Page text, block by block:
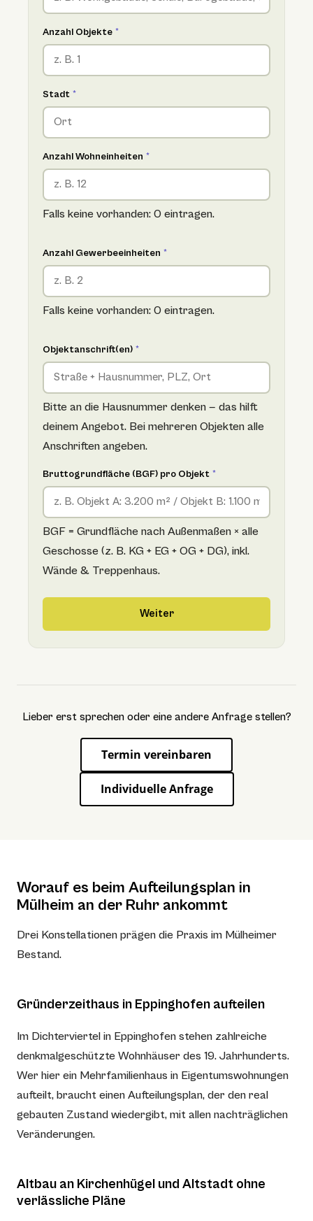
Anzahl Objekte *
Stadt *
Anzahl Wohneinheiten *
Falls keine vorhanden: 0 eintragen.
Anzahl Gewerbeeinheiten *
Falls keine vorhanden: 0 eintragen.
Objektanschrift(en) *
Bitte an die Hausnummer denken — das hilft
deinem Angebot. Bei mehreren Objekten alle
Anschriften angeben.
Bruttogrundfläche (BGF) pro Objekt *
BGF = Grundfläche nach Außenmaßen × alle
Geschosse (z. B. KG + EG + OG + DG), inkl.
Wände & Treppenhaus.
Weiter
Lieber erst sprechen oder eine andere Anfrage stellen?
Termin vereinbaren
Individuelle Anfrage
Worauf es beim Aufteilungsplan in
Mülheim an der Ruhr ankommt
Drei Konstellationen prägen die Praxis im Mülheimer
Bestand.
Gründerzeithaus in Eppinghofen aufteilen
Im Dichterviertel in Eppinghofen stehen zahlreiche
denkmalgeschützte Wohnhäuser des 19. Jahrhunderts.
Wer hier ein Mehrfamilienhaus in Eigentumswohnungen
aufteilt, braucht einen Aufteilungsplan, der den real
gebauten Zustand wiedergibt, mit allen nachträglichen
Veränderungen.
Altbau an Kirchenhügel und Altstadt ohne
verlässliche Pläne